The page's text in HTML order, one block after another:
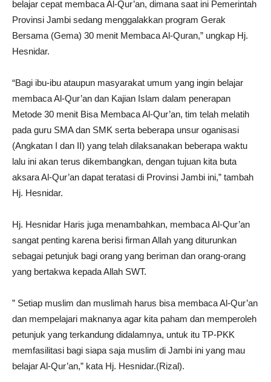
belajar cepat membaca Al-Qur’an, dimana saat ini Pemerintah
Provinsi Jambi sedang menggalakkan program Gerak
Bersama (Gema) 30 menit Membaca Al-Quran,” ungkap Hj.
Hesnidar.
“Bagi ibu-ibu ataupun masyarakat umum yang ingin belajar
membaca Al-Qur’an dan Kajian Islam dalam penerapan
Metode 30 menit Bisa Membaca Al-Qur’an, tim telah melatih
pada guru SMA dan SMK serta beberapa unsur oganisasi
(Angkatan I dan II) yang telah dilaksanakan beberapa waktu
lalu ini akan terus dikembangkan, dengan tujuan kita buta
aksara Al-Qur’an dapat teratasi di Provinsi Jambi ini,” tambah
Hj. Hesnidar.
Hj. Hesnidar Haris juga menambahkan, membaca Al-Qur’an
sangat penting karena berisi firman Allah yang diturunkan
sebagai petunjuk bagi orang yang beriman dan orang-orang
yang bertakwa kepada Allah SWT.
” Setiap muslim dan muslimah harus bisa membaca Al-Qur’an
dan mempelajari maknanya agar kita paham dan memperoleh
petunjuk yang terkandung didalamnya, untuk itu TP-PKK
memfasilitasi bagi siapa saja muslim di Jambi ini yang mau
belajar Al-Qur’an,” kata Hj. Hesnidar.(Rizal).